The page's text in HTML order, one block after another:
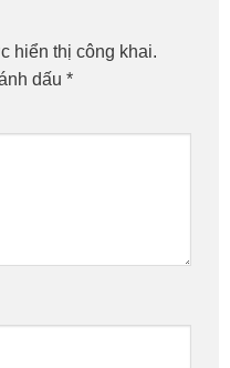
hiển thị công khai.
dấu *